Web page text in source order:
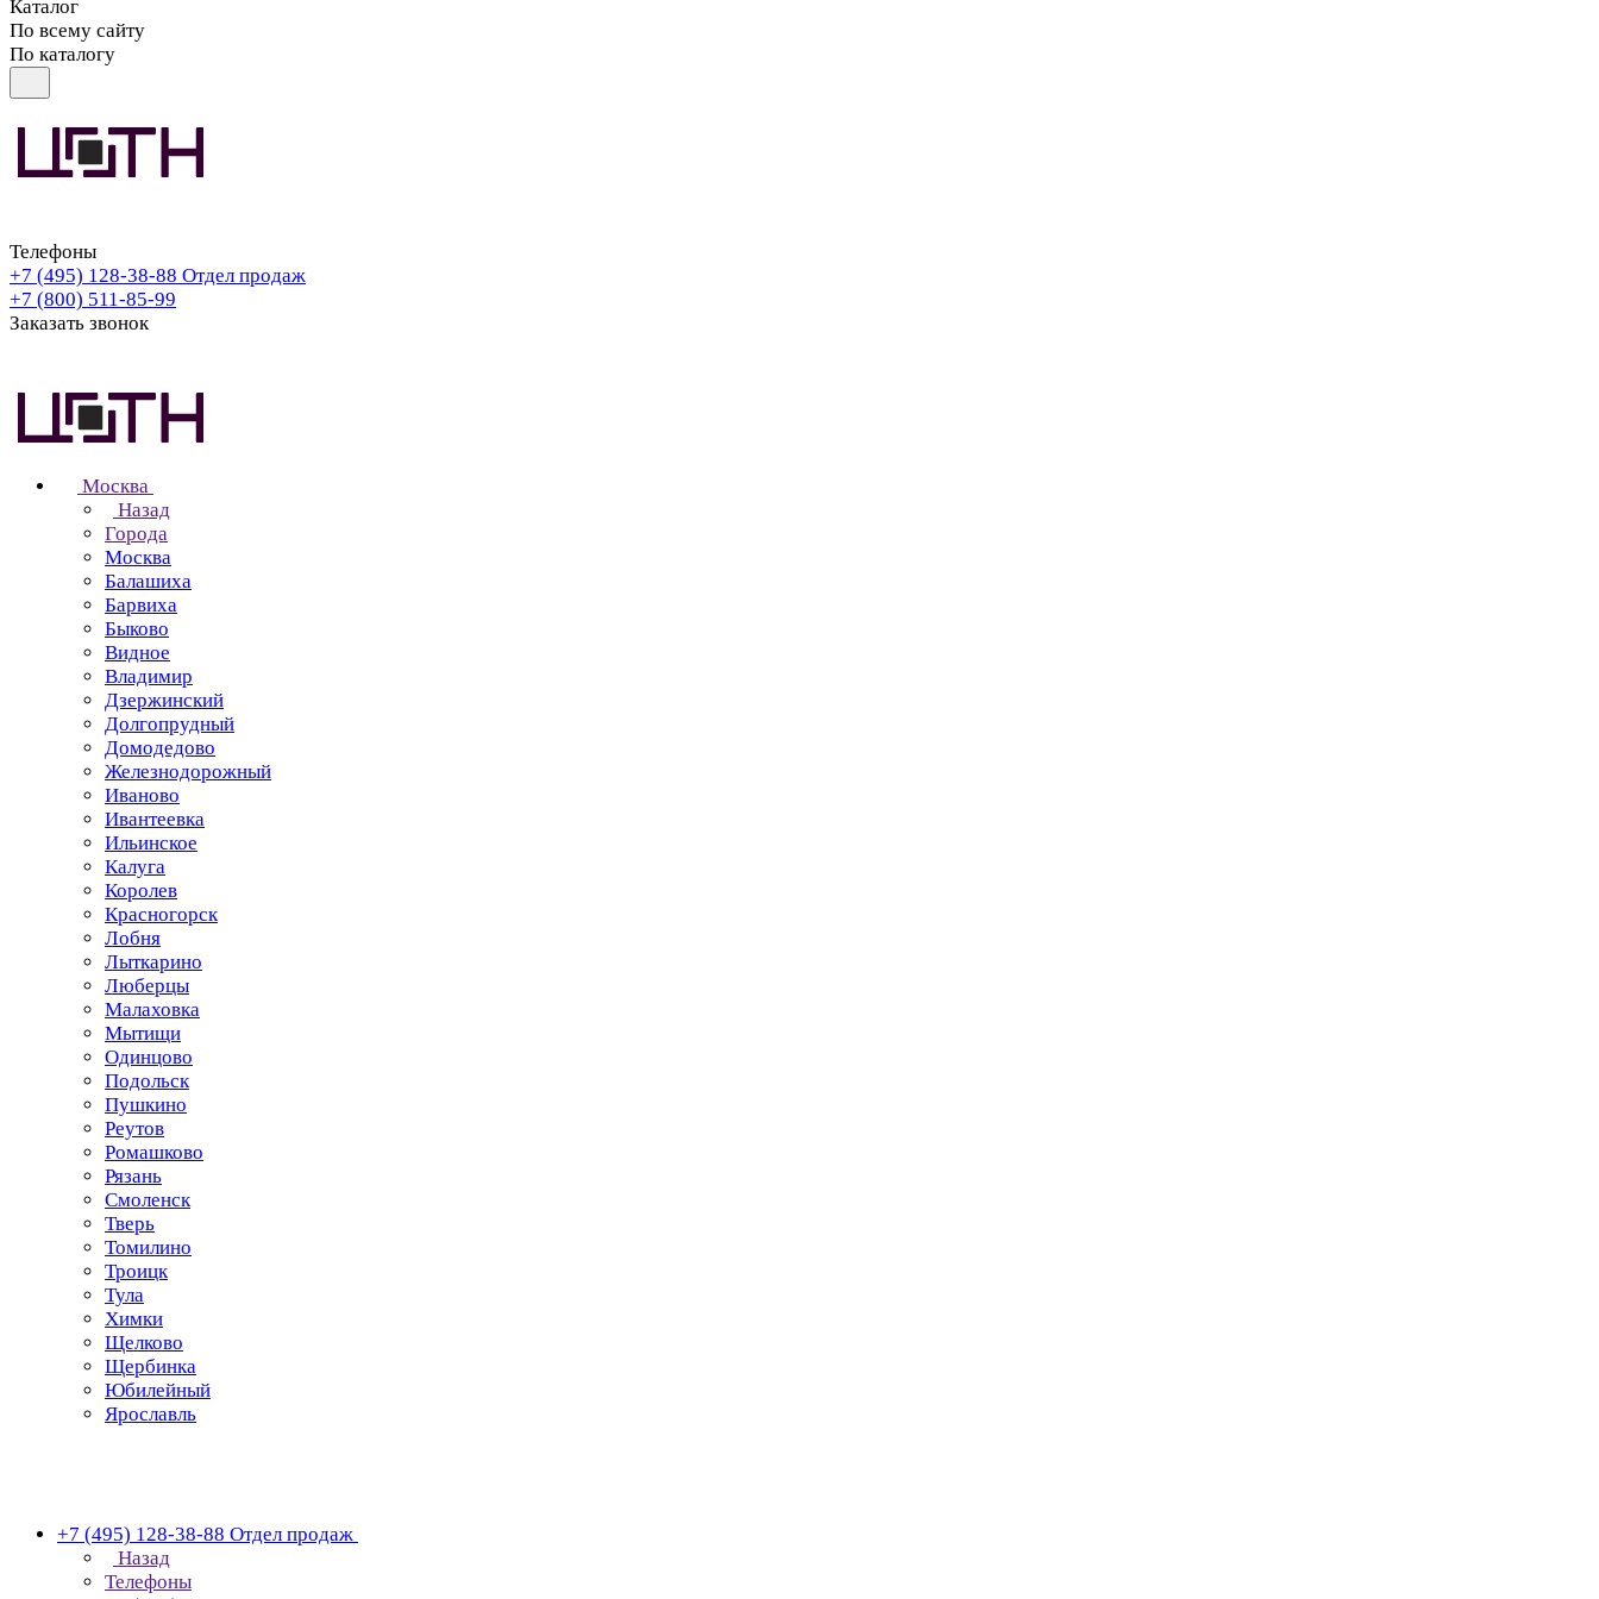
Каталог
По всему сайту
По каталогу
Телефоны
+7 (495) 128-38-88 Отдел продаж
+7 (800) 511-85-99
Заказать звонок
Москва
Назад
Города
Москва
Балашиха
Барвиха
Быково
Видное
Владимир
Дзержинский
Долгопрудный
Домодедово
Железнодорожный
Иваново
Ивантеевка
Ильинское
Калуга
Королев
Красногорск
Лобня
Лыткарино
Люберцы
Малаховка
Мытищи
Одинцово
Подольск
Пушкино
Реутов
Ромашково
Рязань
Смоленск
Тверь
Томилино
Троицк
Тула
Химки
Щелково
Щербинка
Юбилейный
Ярославль
+7 (495) 128-38-88 Отдел продаж
Назад
Телефоны